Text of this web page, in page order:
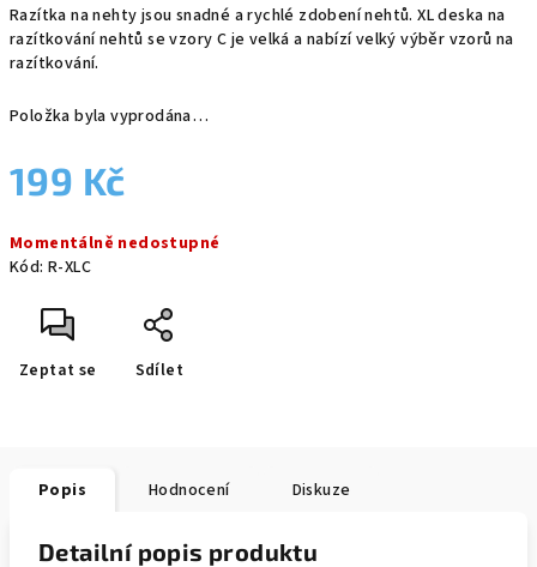
Razítka na nehty jsou snadné a rychlé zdobení nehtů. XL deska na
razítkování nehtů se vzory C je velká a nabízí velký výběr vzorů na
razítkování.
Položka byla vyprodána…
199 Kč
cena:
Momentálně nedostupné
Kód: R-XLC
Zeptat se Sdílet
Popis Hodnocení Diskuze
Detailní popis produktu